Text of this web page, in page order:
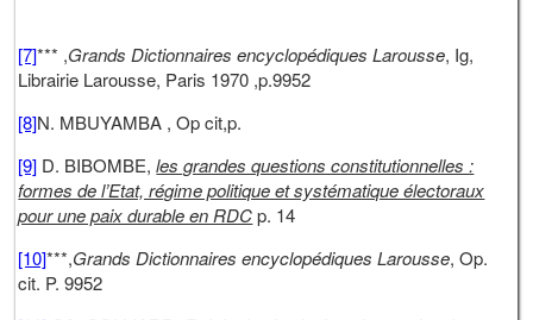
[7]*** ,Grands Dictionnaires encyclopédiques Larousse, Ig,
Librairie Larousse, Paris 1970 ,p.9952
[8]N. MBUYAMBA , Op cit,p.
[9] D. BIBOMBE,les grandes questions constitutionnelles :
formes de l’Etat, régime politique et systématique électoraux
pour une paix durable en RDCp. 14
[10]***,Grands Dictionnaires encyclopédiques Larousse, Op.
cit. P. 9952